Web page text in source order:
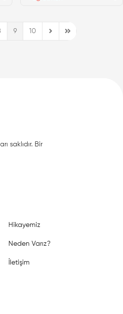
Page
9 10
Next PageLast Page
saklıdır. Bir
Hikayemiz
Neden Varız?
İletişim